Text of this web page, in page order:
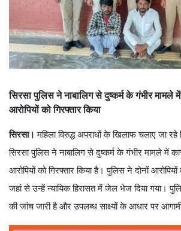
सिरसा पुलिस ने नाबालिग से दुष्कर्म के गंभीर मामले में
आरोपियों को गिरफ्तार किया
सिरसा। महिला विरुद्ध अपराधों के खिलाफ चलाए जा
सिरसा पुलिस ने नाबालिग से दुष्कर्म के गंभीर मामले में
आरोपियों को गिरफ्तार किया है। पुलिस ने दोनों
जहां से उन्हें न्यायिक हिरासत में जेल भेज दिया गया।
की जांच जारी है और उपलब्ध साक्ष्यों के आधार पर आगामी